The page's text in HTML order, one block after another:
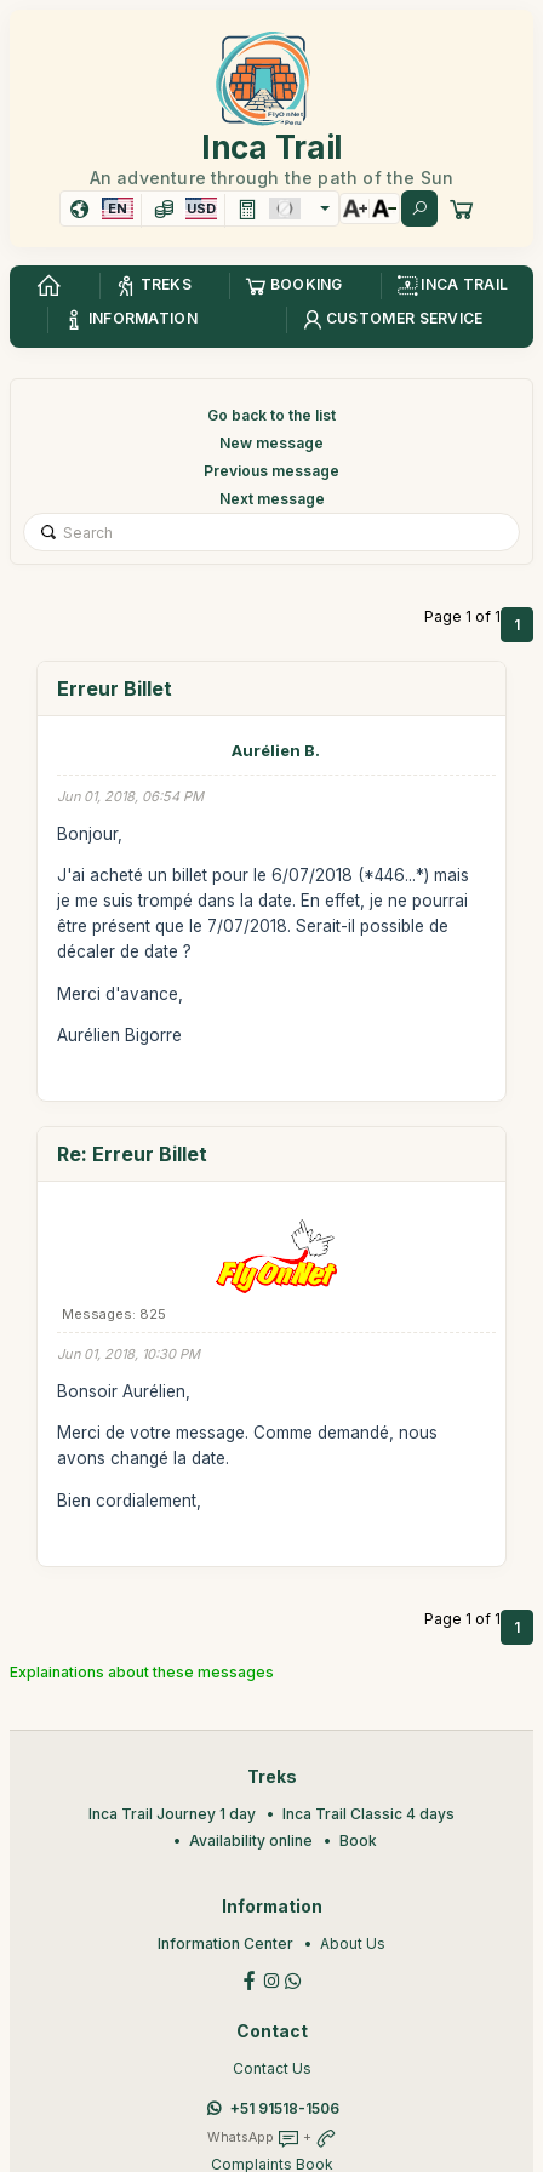
Inca Trail
An adventure through the path of the Sun
EN USD
TREKS BOOKING
INCA TRAIL
INFORMATION
CUSTOMER SERVICE
Go back to the list
New message
Previous message
Next message
Page 1 of 1 1
Erreur Billet
Aurélien B.
Jun 01, 2018, 06:54 PM
Bonjour,
J'ai acheté un billet pour le 6/07/2018 (*446...*) mais
je me suis trompé dans la date. En effet, je ne pourrai
être présent que le 7/07/2018. Serait-il possible de
décaler de date ?
Merci d'avance,
Aurélien Bigorre
Re: Erreur Billet
Messages: 825
Jun 01, 2018, 10:30 PM
Bonsoir Aurélien,
Merci de votre message. Comme demandé, nous
avons changé la date.
Bien cordialement,
Page 1 of 1 1
Explainations about these messages
Treks
Inca Trail Journey 1 day
Inca Trail Classic 4 days
Availability online
Book
Information
Information Center About Us
Contact
Contact Us
+51 91518-1506
WhatsApp +
Complaints Book